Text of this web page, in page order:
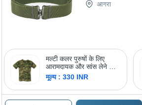
आगरा
मल्टी कलर पुरुषों के लिए
आरामदायक और सांस लेने योग्य
शॉर्ट स्लीव्स गोल गले वाली
मल्टीकलर आर्मी टी-शर्ट
मूल्य : 330 INR